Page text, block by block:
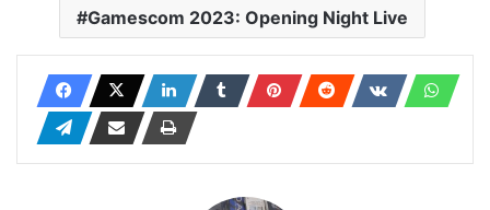
Gamescom 2023: Opening Night Live